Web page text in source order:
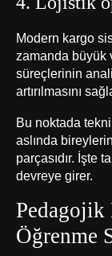
Modern kargo
zamanda büyük
süreçlerinin
artırılmasını
Bu noktada
aslında
parçasıdır. İşte
devreye girer.
Pedagojik
Öğrenme